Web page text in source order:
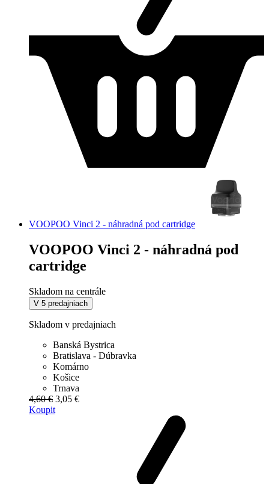
VOOPOO Vinci 2 - náhradná pod cartridge
VOOPOO Vinci 2 - náhradná pod
cartridge
Skladom na centrále
V 5 predajniach
Skladom v predajniach
Banská Bystrica
Bratislava - Dúbravka
Komárno
Košice
Trnava
4,60 € 3,05 €
Koupit